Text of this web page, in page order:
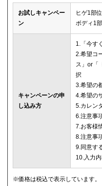
お試しキャンペー
ン
ヒゲ1部
ボディ1
キャンペーンの申
し込み方
1.「今す
2.希望コ
ス」or「
択
3.希望の
4.希望の
5.カレン
6.注意事
7.お客様
8.注意事
9.同意す
10.入力
※価格は税込で表示しています。